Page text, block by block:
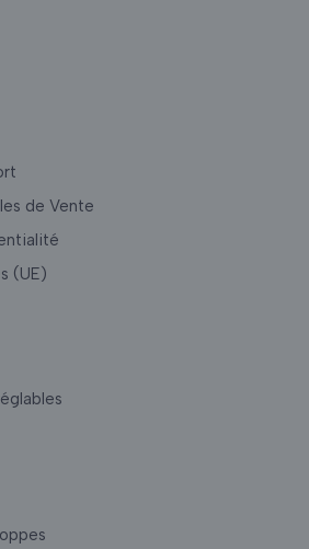
de Vente
(UE)